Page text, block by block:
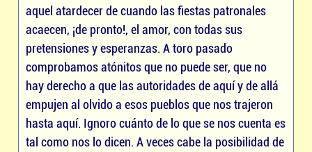
aquel atardecer de cuando las fiestas patronales
acaecen, ¡de pronto!, el amor, con todas sus
pretensiones y esperanzas. A toro pasado
comprobamos atónitos que no puede ser, que no
hay derecho a que las autoridades de aquí y de allá
empujen al olvido a esos pueblos que nos trajeron
hasta aquí. Ignoro cuánto de lo que se nos cuenta es
tal como nos lo dicen. A veces cabe la posibilidad de